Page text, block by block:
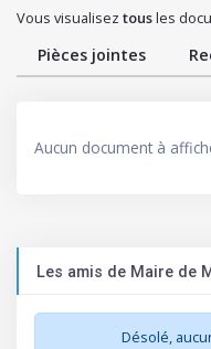
Vous visualisez tousles
Pièces jointes
Aucun document à
Les amis de Maire de
Désolé,